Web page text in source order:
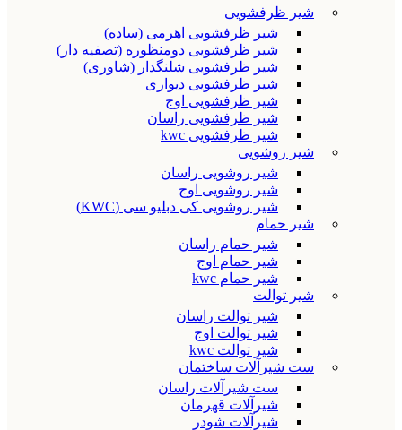
شیر ظرفشویی
شیر ظرفشویی اهرمی (ساده)
شیر ظرفشویی دومنظوره (تصفیه دار)
شیر ظرفشویی شلنگدار (شاوری)
شیر ظرفشویی دیواری
شیر ظرفشویی اوج
شیر ظرفشویی راسان
شیر ظرفشویی kwc
شیر روشویی
شیر روشویی راسان
شیر روشویی اوج
شیر روشویی کی دبلیو سی (KWC)
شیر حمام
شیر حمام راسان
شیر حمام اوج
شیر حمام kwc
شیر توالت
شیر توالت راسان
شیر توالت اوج
شیر توالت kwc
ست شیرآلات ساختمان
ست شیرآلات راسان
شیرآلات قهرمان
شیرآلات شودر